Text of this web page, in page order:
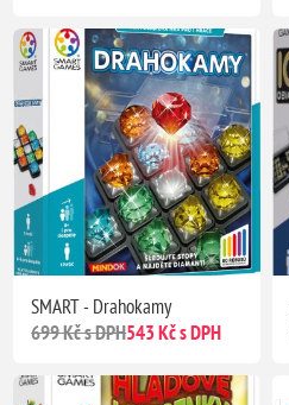
SMART - Drahokamy
699 Kč s DPH543 Kč s DPH